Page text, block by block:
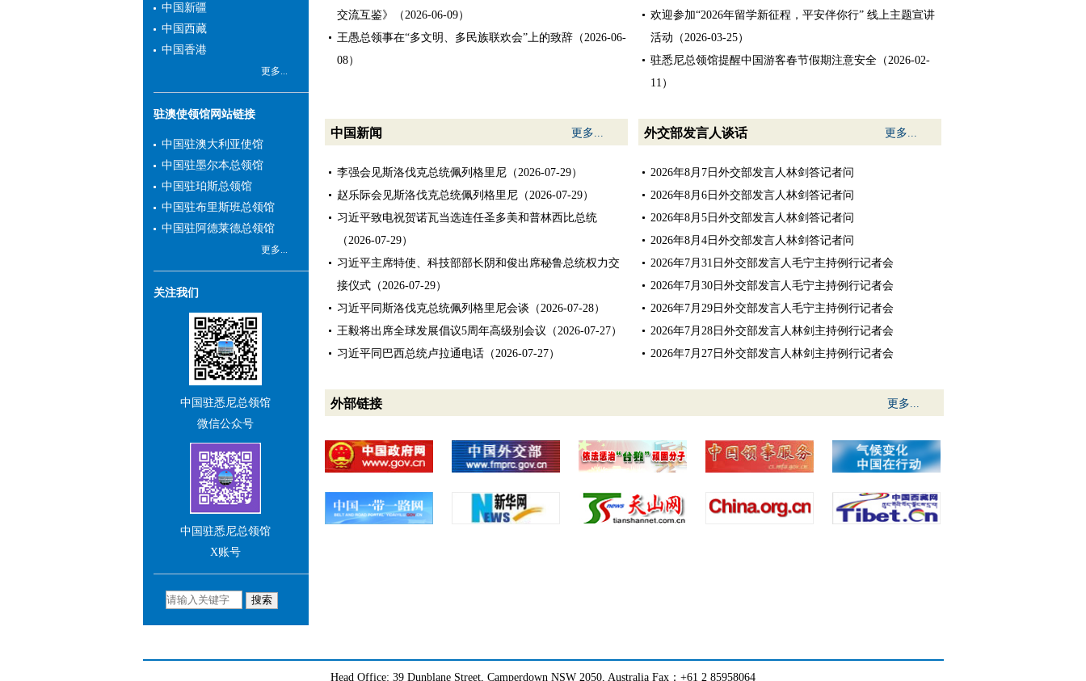
切，友谊日益增强，互利合
作不断深化，成果丰硕，前
景广阔。
我和总领馆同事愿同领
区各界朋友携手努力，积极
落实好两国领导人重要共
经济、科技、文化、教育、
旅游等各领域交流合作，为
建设更加成熟稳定、更加富
有成果的中澳全面战略伙伴
关系贡献力量。我们也将尽
职尽责，依法为领区中国公
诚为中外人士提供优质的领
欢迎您多关注总领馆网
站及社交媒体账号，并与我
们积极交流互动。
王 愚
中华人民共和国驻悉尼总领
中国新疆
中国西藏
中国香港
更多...
驻澳使领馆网站链接
中国驻澳大利亚使馆
中国驻墨尔本总领馆
中国驻珀斯总领馆
中国驻布里斯班总领馆
中国驻阿德莱德总领馆
更多...
关注我们
中国驻悉尼总领馆
微信公众号
中国驻悉尼总领馆
X账号
交流互鉴》（2026-06-09）
王愚总领事在“多文明、多民族联欢会”上的致辞（2026-06-
08）
欢迎参加“2026年留学新征程，平安伴你行” 线上主题宣讲
活动（2026-03-25）
驻悉尼总领馆提醒中国游客春节假期注意安全（2026-02-
11）
中国新闻 更多...
李强会见斯洛伐克总统佩列格里尼（2026-07-29）
赵乐际会见斯洛伐克总统佩列格里尼（2026-07-29）
习近平致电祝贺诺瓦当选连任圣多美和普林西比总统
（2026-07-29）
习近平主席特使、科技部部长阴和俊出席秘鲁总统权力交
接仪式（2026-07-29）
习近平同斯洛伐克总统佩列格里尼会谈（2026-07-28）
王毅将出席全球发展倡议5周年高级别会议（2026-07-27）
习近平同巴西总统卢拉通电话（2026-07-27）
外交部发言人谈话 更多...
2026年8月7日外交部发言人林剑答记者问
2026年8月6日外交部发言人林剑答记者问
2026年8月5日外交部发言人林剑答记者问
2026年8月4日外交部发言人林剑答记者问
2026年7月31日外交部发言人毛宁主持例行记者会
2026年7月30日外交部发言人毛宁主持例行记者会
2026年7月29日外交部发言人毛宁主持例行记者会
2026年7月28日外交部发言人林剑主持例行记者会
2026年7月27日外交部发言人林剑主持例行记者会
外部链接 更多...
Head Office: 39 Dunblane Street, Camperdown NSW 2050, Australia Fax：+61 2 85958064